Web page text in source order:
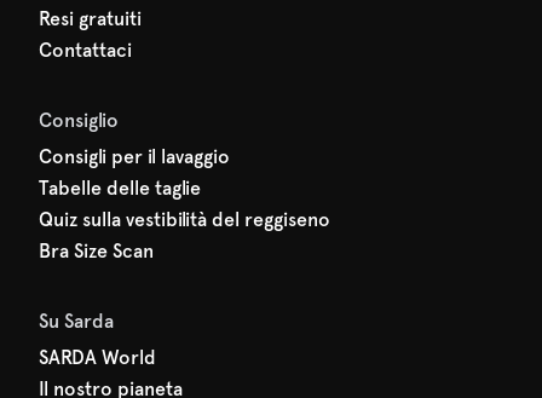
Resi gratuiti
Contattaci
Consiglio
Consigli per il lavaggio
Tabelle delle taglie
Quiz sulla vestibilità del reggiseno
Bra Size Scan
Su Sarda
SARDA World
Il nostro pianeta